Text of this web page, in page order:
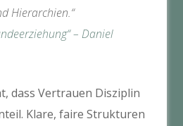
Hierarchien.“
– Daniel
dass Vertrauen Disziplin
Klare, faire Strukturen